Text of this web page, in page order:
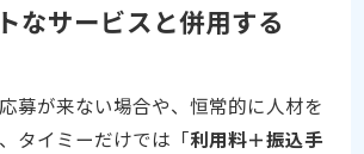
なサービスと併用する
募が来ない場合や、恒常的に人材を
タイミーだけでは「利用料＋振込手